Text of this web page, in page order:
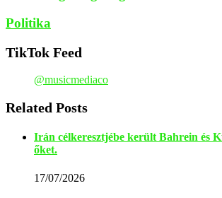
Politika
TikTok Feed
@musicmediaco
Related Posts
Irán célkeresztjébe került Bahrein és
őket.
17/07/2026